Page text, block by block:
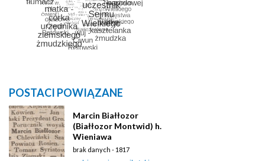
POSTACI POWIĄZANE
Marcin Białłozor
(Białłozor Montwid) h.
Wieniawa
brak danych - 1817